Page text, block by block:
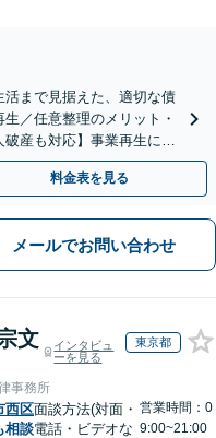
活まで見据えた、適切な債
／任意整理のメリット・
産も対応】事業再生に向
後スピード対応】
料金表を見る
メールでお問い合わせ
文
インタビュ
ーを見る
東京都
事務所
西区
相談
面談方法(対面・
電話・ビデオな
営業時間：0
9:00~21:00